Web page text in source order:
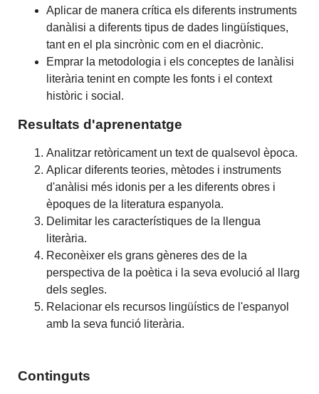
Aplicar de manera crítica els diferents instruments
danàlisi a diferents tipus de dades lingüístiques,
tant en el pla sincrònic com en el diacrònic.
Emprar la metodologia i els conceptes de lanàlisi
literària tenint en compte les fonts i el context
històric i social.
Resultats d'aprenentatge
Analitzar retòricament un text de qualsevol època.
Aplicar diferents teories, mètodes i instruments
d'anàlisi més idonis per a les diferents obres i
èpoques de la literatura espanyola.
Delimitar les característiques de la llengua
literària.
Reconèixer els grans gèneres des de la
perspectiva de la poètica i la seva evolució al llarg
dels segles.
Relacionar els recursos lingüístics de l'espanyol
amb la seva funció literària.
Continguts